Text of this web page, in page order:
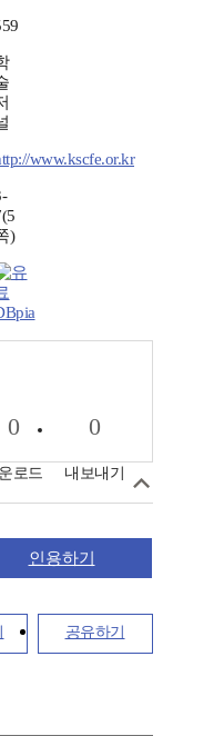
www.kscfe.or.kr
)
0
로드
0
내보내기
인용하기
공유하기